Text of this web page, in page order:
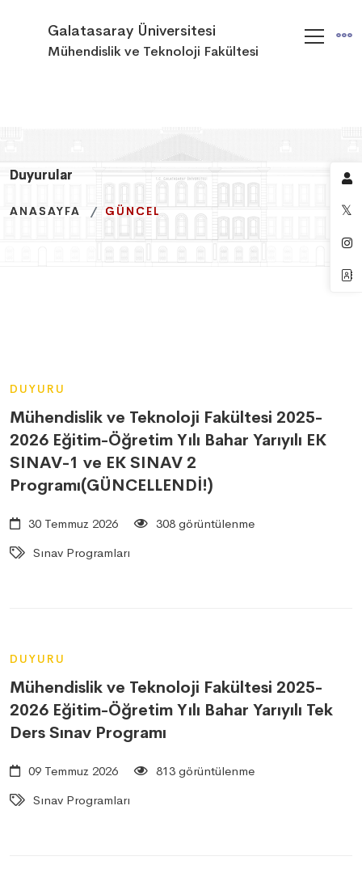
Galatasaray Üniversitesi
Mühendislik ve Teknoloji Fakültesi
Duyurular
ANASAYFA GÜNCEL
Duyurular
ANASAYFA GÜNCEL
Duyurular
ANASAYFA GÜNCEL
DUYURU
Mühendislik ve Teknoloji Fakültesi 2025-
2026 Eğitim-Öğretim Yılı Bahar Yarıyılı EK
SINAV-1 ve EK SINAV 2
Programı(GÜNCELLENDİ!)
30 Temmuz 2026
308 görüntülenme
Sınav Programları
DUYURU
Mühendislik ve Teknoloji Fakültesi 2025-
2026 Eğitim-Öğretim Yılı Bahar Yarıyılı Tek
Ders Sınav Programı
09 Temmuz 2026
813 görüntülenme
Sınav Programları